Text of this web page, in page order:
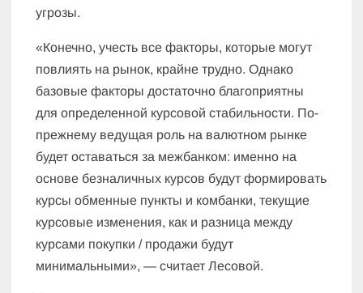
угрозы.
«Конечно, учесть все факторы, которые могут
повлиять на рынок, крайне трудно. Однако
базовые факторы достаточно благоприятны
для определенной курсовой стабильности. По-
прежнему ведущая роль на валютном рынке
будет оставаться за межбанком: именно на
основе безналичных курсов будут формировать
курсы обменные пункты и комбанки, текущие
курсовые изменения, как и разница между
курсами покупки / продажи будут
минимальными», — считает Лесовой.